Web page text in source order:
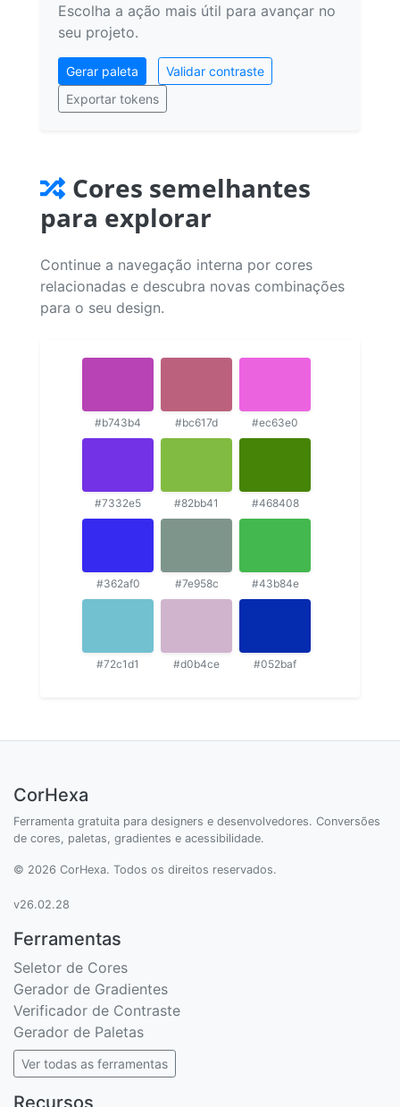
Escolha a ação mais útil para avançar no
seu projeto.
Gerar paleta
Validar contraste
Exportar tokens
Cores semelhantes
para explorar
Continue a navegação interna por cores
relacionadas e descubra novas combinações
para o seu design.
#b743b4 #bc617d #ec63e0
#7332e5 #82bb41 #468408
#362af0 #7e958c #43b84e
#72c1d1 #d0b4ce #052baf
CorHexa
Ferramenta gratuita para designers e desenvolvedores. Conversões
de cores, paletas, gradientes e acessibilidade.
© 2026 CorHexa. Todos os direitos reservados.
v26.02.28
Ferramentas
Seletor de Cores
Gerador de Gradientes
Verificador de Contraste
Gerador de Paletas
Ver todas as ferramentas
Recursos